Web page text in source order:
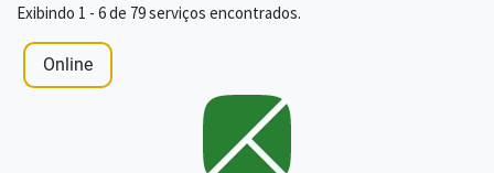
Exibindo 1 - 6 de 79 serviços encontrados.
Online